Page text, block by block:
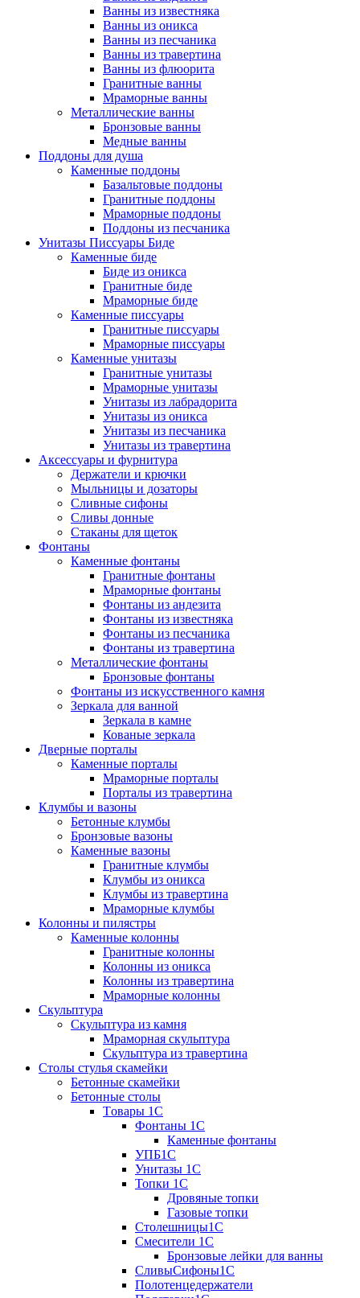
Ванны из известняка
Ванны из оникса
Ванны из песчаника
Ванны из травертина
Ванны из флюорита
Гранитные ванны
Мраморные ванны
Металлические ванны
Бронзовые ванны
Медные ванны
Поддоны для душа
Каменные поддоны
Базальтовые поддоны
Гранитные поддоны
Мраморные поддоны
Поддоны из песчаника
Унитазы Писсуары Биде
Каменные биде
Биде из оникса
Гранитные биде
Мраморные биде
Каменные писсуары
Гранитные писсуары
Мраморные писсуары
Каменные унитазы
Гранитные унитазы
Мраморные унитазы
Унитазы из лабрадорита
Унитазы из оникса
Унитазы из песчаника
Унитазы из травертина
Аксессуары и фурнитура
Держатели и крючки
Мыльницы и дозаторы
Сливные сифоны
Сливы донные
Стаканы для щеток
Фонтаны
Каменные фонтаны
Гранитные фонтаны
Мраморные фонтаны
Фонтаны из андезита
Фонтаны из известняка
Фонтаны из песчаника
Фонтаны из травертина
Металлические фонтаны
Бронзовые фонтаны
Фонтаны из искусственного камня
Зеркала для ванной
Зеркала в камне
Кованые зеркала
Дверные порталы
Каменные порталы
Мраморные порталы
Порталы из травертина
Клумбы и вазоны
Бетонные клумбы
Бронзовые вазоны
Каменные вазоны
Гранитные клумбы
Клумбы из оникса
Клумбы из травертина
Мраморные клумбы
Колонны и пилястры
Каменные колонны
Гранитные колонны
Колонны из оникса
Колонны из травертина
Мраморные колонны
Скульптура
Скульптура из камня
Мраморная скульптура
Скульптура из травертина
Столы стулья скамейки
Бетонные скамейки
Бетонные столы
Tовары 1C
Фонтаны 1C
Каменные фонтаны
УПБ1С
Унитазы 1С
Топки 1С
Дровяные топки
Газовые топки
Столешницы1С
Смесители 1С
Бронзовые лейки для ванны
СливыСифоны1С
Полотенцедержатели